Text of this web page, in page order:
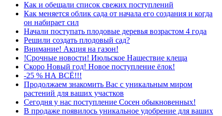
Как и обещали список свежих поступлений
Как меняется облик сада от начала его создания и когда
он набирает сил
Начали поступать плодовые деревья возрастом 4 года
Решили создать плодовый сад?
Внимание! Акция на газон!
!Срочные новости! Июльское Нашествие клеща
Скоро Новый год! Новое поступление ёлок!
-25 % НА ВСЁ!!!
Продолжаем знакомить Вас с уникальным миром
растений для ваших участков
Сегодня у нас поступление Сосен обыкновенных!
В продаже появилось уникальное удобрение для ваших